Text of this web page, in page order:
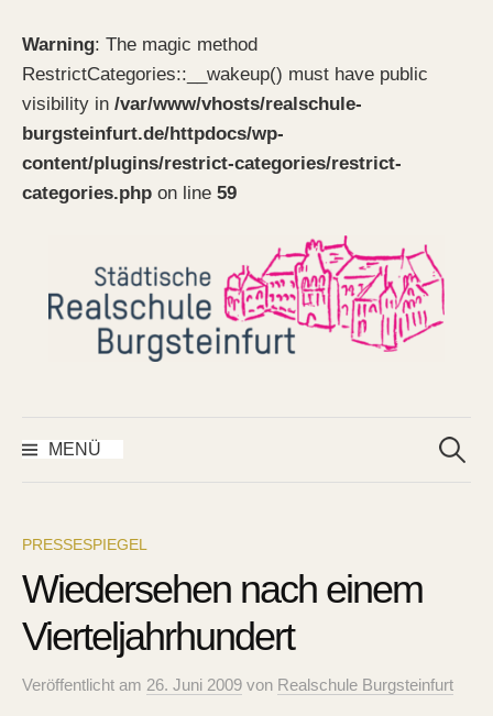
Warning: The magic method
RestrictCategories::__wakeup() must have public
visibility in /var/www/vhosts/realschule-
burgsteinfurt.de/httpdocs/wp-
content/plugins/restrict-categories/restrict-
categories.php on line 59
MENÜ
nach:
PRESSESPIEGEL
Wiedersehen nach einem
Vierteljahrhundert
Veröffentlicht am 26. Juni 2009 von Realschule Burgsteinfurt